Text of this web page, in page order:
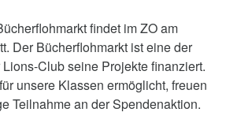
findet im ZO am
Der Bücherflohmarkt ist eine der
Club seine Projekte finanziert.
unsere Klassen ermöglicht, freuen
Teilnahme an der Spendenaktion.